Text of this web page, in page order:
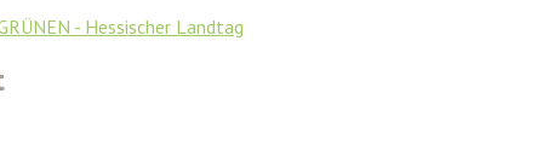
- Hessischer Landtag